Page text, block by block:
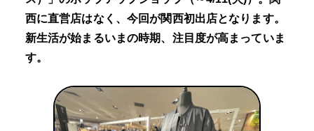
西に直営店はなく、今回が関西初出店となります。
新生活が始まるいまの時期、注目度が高まっていま
す。